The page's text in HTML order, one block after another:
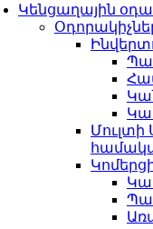
Կենցաղային
Մուլտի